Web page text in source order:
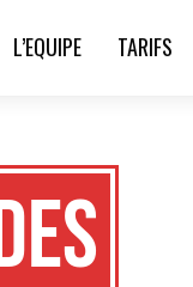
L’EQUIPE TARIFS